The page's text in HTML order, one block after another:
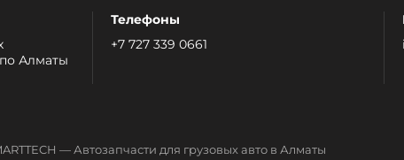
Алматы
Телефоны
+7 727 339 0661
— Автозапчасти для грузовых авто в Алматы